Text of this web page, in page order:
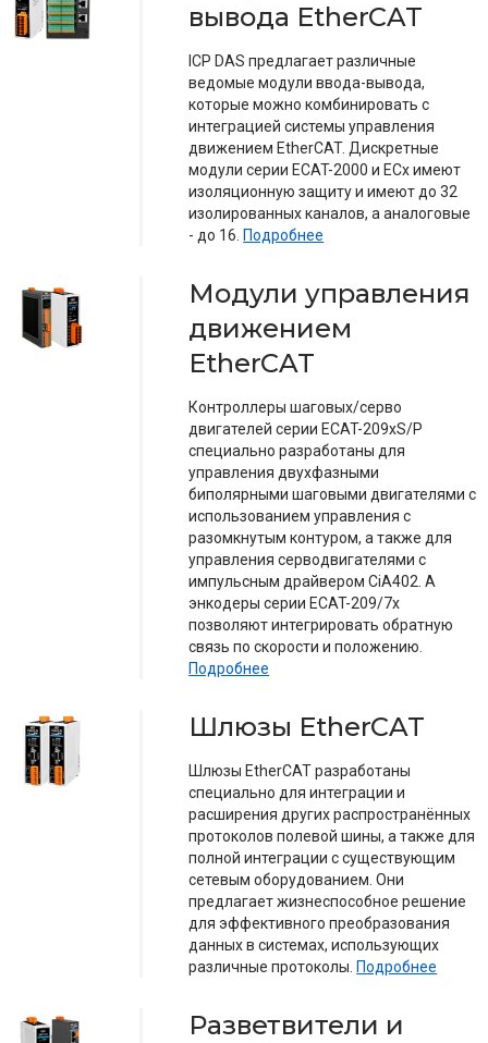
вывода EtherCAT
ICP DAS предлагает различные
ведомые модули ввода-вывода,
которые можно комбинировать с
интеграцией системы управления
движением EtherCAT. Дискретные
модули серии ECAT-2000 и ECx имеют
изоляционную защиту и имеют до 32
изолированных каналов, а аналоговые
- до 16. Подробнее
Модули управления
движением
EtherCAT
Контроллеры шаговых/серво
двигателей серии ECAT-209xS/P
специально разработаны для
управления двухфазными
биполярными шаговыми двигателями с
использованием управления с
разомкнутым контуром, а также для
управления серводвигателями с
импульсным драйвером CiA402. А
энкодеры серии ECAT-209/7x
позволяют интегрировать обратную
связь по скорости и положению.
Подробнее
Шлюзы EtherCAT
Шлюзы EtherCAT разработаны
специально для интеграции и
расширения других распространённых
протоколов полевой шины, а также для
полной интеграции с существующим
сетевым оборудованием. Они
предлагает жизнеспособное решение
для эффективного преобразования
данных в системах, использующих
различные протоколы. Подробнее
Разветвители и